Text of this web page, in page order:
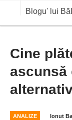
Blogu' lui
OPINII
ANALIZE
BLOG IN DIALOG
Cine
ascunsă
ANALIZE Ionut